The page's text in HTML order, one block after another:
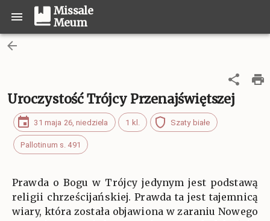
Missale
Meum
Uroczystość Trójcy Przenajświętszej
31 maja 26, niedziela 1 kl. Szaty białe
Pallotinum s. 491
Prawda o Bogu w Trójcy jedynym jest podstawą
religii chrześcijańskiej. Prawda ta jest tajemnicą
wiary, która została objawiona w zaraniu Nowego